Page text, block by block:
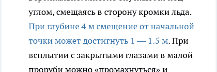
углом, смещаясь в сторону кромки льда.
При глубине 4 м смещение от начальной
точки может достигнуть 1 — 1.5 м. При
всплытии с закрытыми глазами в малой
проруби можно «промахнуться» и